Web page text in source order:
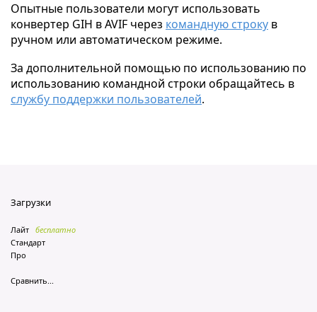
Опытные пользователи могут использовать
конвертер GIH в AVIF через командную строку в
ручном или автоматическом режиме.
За дополнительной помощью по использованию по
использованию командной строки обращайтесь в
службу поддержки пользователей.
Загрузки
Лайт бесплатно
Стандарт
Про
Сравнить...